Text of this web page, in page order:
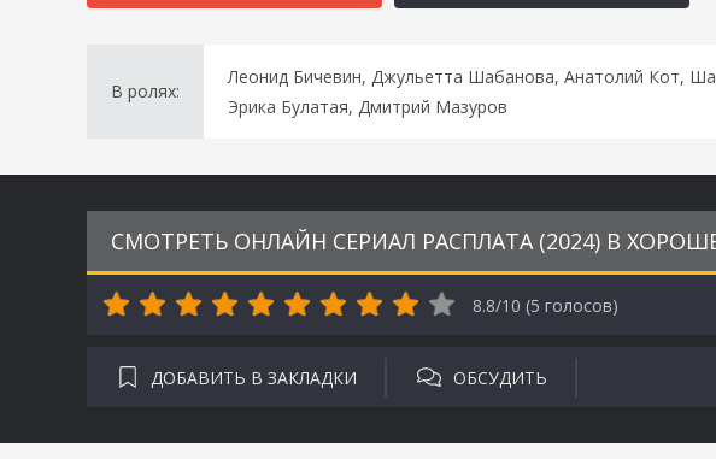
В ролях:
Леонид Бичевин, Джульетта Шабанова, Анатолий Кот,
Эрика Булатая, Дмитрий Мазуров
СМОТРЕТЬ ОНЛАЙН СЕРИАЛ РАСПЛАТА (2024) В
8.8/10 (5 голосов)
ДОБАВИТЬ В ЗАКЛАДКИ ОБСУДИТЬ